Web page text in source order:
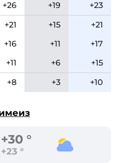
+26 +19 +23
+21 +15
+21
+16 +11
+17
+11 +6 +15
+8 +3 +10
+30 °
+23 °